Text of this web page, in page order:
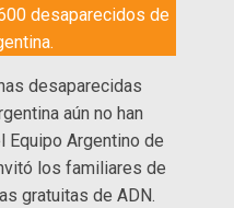
desaparecidos de
desaparecidas
aún no han
Equipo Argentino de
los familiares de
gratuitas de ADN.